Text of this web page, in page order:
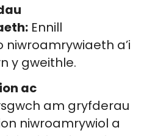
Ennill
a’i
y gweithle.
ac
am gryfderau
niwroamrywiol a